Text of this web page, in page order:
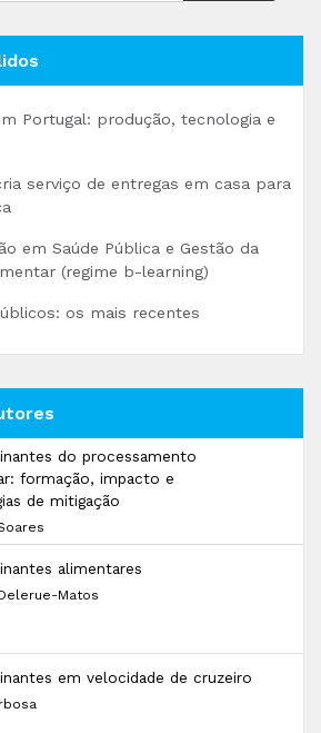
Portugal: produção, tecnologia e
serviço de entregas em casa para
em Saúde Pública e Gestão da
(regime b-learning)
os mais recentes
do processamento
formação, impacto e
de mitigação
alimentares
Matos
em velocidade de cruzeiro